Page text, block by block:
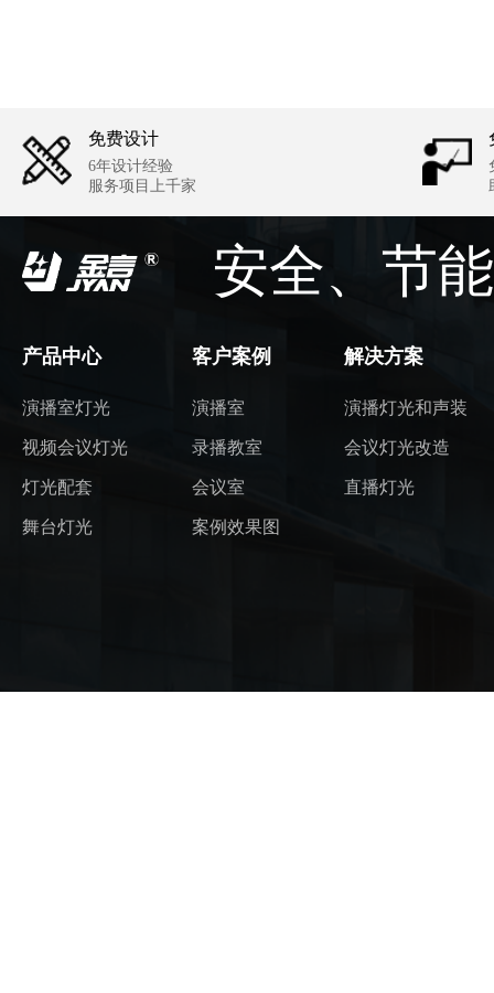
免费设计
6年设计经验
服务项目上千家
安全、节
产品中心
演播室灯光
视频会议灯光
灯光配套
舞台灯光
客户案例
演播室
录播教室
会议室
案例效果图
解决方案
演播灯光和声装
会议灯光改造
直播灯光